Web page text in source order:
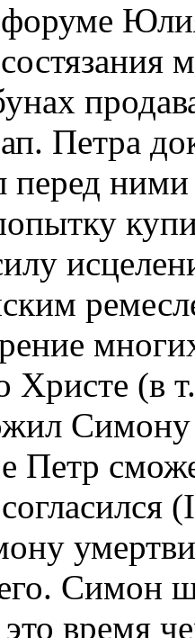
форуме
Петра
перед
Христе (в
Петр
Симон
время